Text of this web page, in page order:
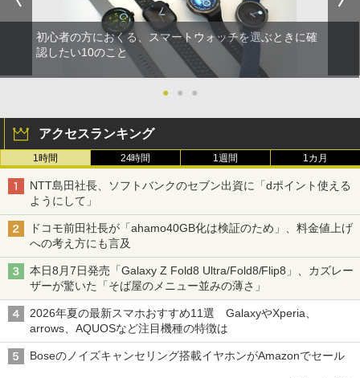
初心者の方におくる、スマートウォッチを選ぶときに確
認したい10のこと
● ● ●
アクセスランキング
1時間 24時間 1週間 1カ月
NTT島田社長、ソフトバンクのセブン出資に「dポイント使える
ようにして」
ドコモ前田社長が「ahamo40GB化は検証のため」、料金値上げ
への考え方にも言及
本日8月7日発売「Galaxy Z Fold8 Ultra/Fold8/Flip8」、カズレー
ザーが驚いた「そば屋のメニュー並みの薄さ」
2026年夏の最新スマホおすすめ11選 GalaxyやXperia、
arrows、AQUOSなど注目機種の特徴は
Boseのノイズキャンセリング搭載イヤホンがAmazonでセール